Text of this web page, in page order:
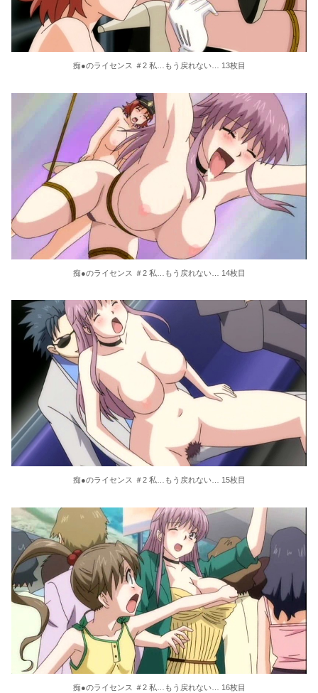
痴●のライセンス ＃2 私…もう戻れない… 13枚目
痴●のライセンス ＃2 私…もう戻れない… 14枚目
痴●のライセンス ＃2 私…もう戻れない… 15枚目
痴●のライセンス ＃2 私…もう戻れない… 16枚目